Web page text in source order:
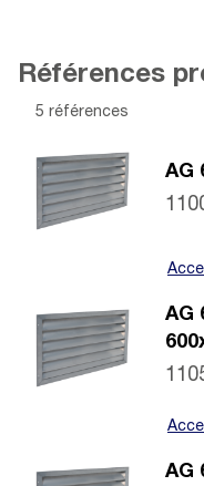
Références
5 références
AG
AG
AG